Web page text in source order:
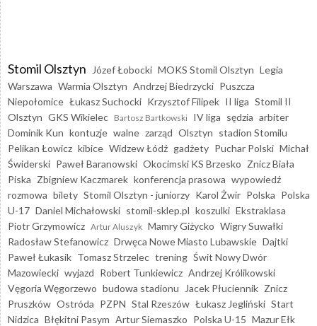
Stomil Olsztyn Józef Łobocki MOKS Stomil Olsztyn Legia
Warszawa Warmia Olsztyn Andrzej Biedrzycki Puszcza
Niepołomice Łukasz Suchocki Krzysztof Filipek II liga Stomil II
Olsztyn GKS Wikielec Bartosz Bartkowski IV liga sędzia arbiter
Dominik Kun kontuzje walne zarząd Olsztyn stadion Stomilu
Pelikan Łowicz kibice Widzew Łódź gadżety Puchar Polski Michał
Świderski Paweł Baranowski Okocimski KS Brzesko Znicz Biała
Piska Zbigniew Kaczmarek konferencja prasowa wypowiedź
rozmowa bilety Stomil Olsztyn - juniorzy Karol Żwir Polska Polska
U-17 Daniel Michałowski stomil-sklep.pl koszulki Ekstraklasa
Piotr Grzymowicz Artur Aluszyk Mamry Giżycko Wigry Suwałki
Radosław Stefanowicz Drwęca Nowe Miasto Lubawskie Dajtki
Paweł Łukasik Tomasz Strzelec trening Świt Nowy Dwór
Mazowiecki wyjazd Robert Tunkiewicz Andrzej Królikowski
Vęgoria Węgorzewo budowa stadionu Jacek Płuciennik Znicz
Pruszków Ostróda PZPN Stal Rzeszów Łukasz Jegliński Start
Nidzica Błękitni Pasym Artur Siemaszko Polska U-15 Mazur Ełk